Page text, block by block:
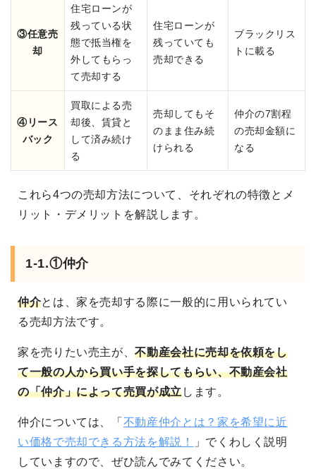
③任意売
却
住宅ローンが
残っている状
態で抵当権を
外してもらっ
て売却する
住宅ローンが
残っていても
売却できる
ブラックリス
トに載る
④リース
バック
買取による売
却後、賃貸と
して済み続け
る
売却してもそ
のまま住み続
けられる
仲介の7割程
の売却金額に
なる
これら4つの売却方法について、それぞれの特徴とメ
リット・デメリットを解説します。
1-1.①仲介
仲介とは、家を売却する際に一般的に用いられてい
る売却方法です。
家を売りたい売主が、不動産会社に売却を依頼をし
て一般の人から買い手を探してもらい、不動産会社
の「仲介」によって売買が成立します。
仲介については、「 不動産仲介とは？家を希望に近
い価格で売却できる方法を解説！
」でくわしく説明
していますので、ぜひ読んでみてください。